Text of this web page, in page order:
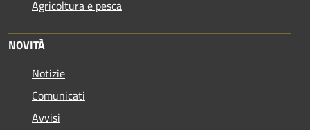
Agricoltura e pesca
NOVITÀ
Notizie
Comunicati
Avvisi